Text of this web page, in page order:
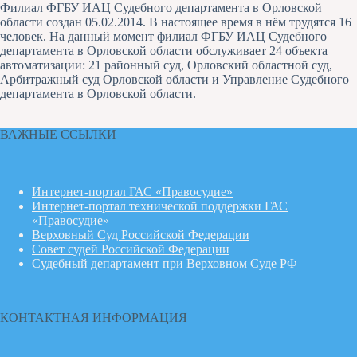
Филиал ФГБУ ИАЦ Судебного департамента в Орловской
области создан 05.02.2014. В настоящее время в нём трудятся 16
человек. На данный момент филиал ФГБУ ИАЦ Судебного
департамента в Орловской области обслуживает 24 объекта
автоматизации: 21 районный суд, Орловский областной суд,
Арбитражный суд Орловской области и Управление Судебного
департамента в Орловской области.
ВАЖНЫЕ ССЫЛКИ
Интернет-портал ГАС «Правосудие»
Интернет-портал технической поддержки ГАС
«Правосудие»
Верховный Суд Российской Федерации
Совет судей Российской Федерации
Судебный департамент при Верховном Суде РФ
КОНТАКТНАЯ ИНФОРМАЦИЯ